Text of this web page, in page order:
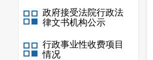
政府接受法院行政法
律文书机构公示
行政事业性收费项目
情况